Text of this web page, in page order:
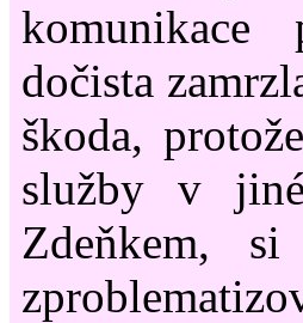
dočista
škoda,
služby v
Zdeňkem,